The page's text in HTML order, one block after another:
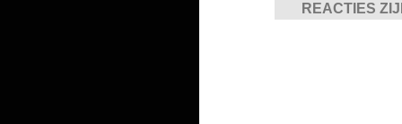
REACTIES